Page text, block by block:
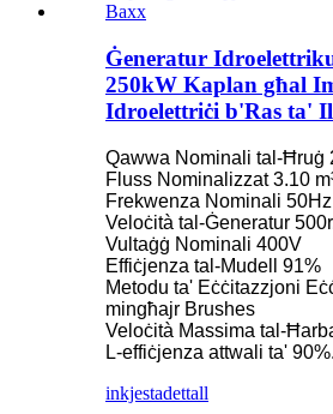
Ġeneratur
250kW Kaplan għal
Idroelettriċi b'Ras ta'
Qawwa Nominali tal-Ħruġ
Fluss Nominalizzat 3.10
Frekwenza Nominali 50Hz
Veloċità tal-Ġeneratur
Vultaġġ Nominali 400V
Effiċjenza tal-Mudell 91%
Metodu ta' Eċċitazzjoni
mingħajr Brushes
Veloċità Massima tal-
L-effiċjenza attwali ta' 90%.
inkjestadettall